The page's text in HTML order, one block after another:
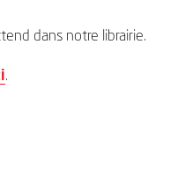
dans notre librairie.
.